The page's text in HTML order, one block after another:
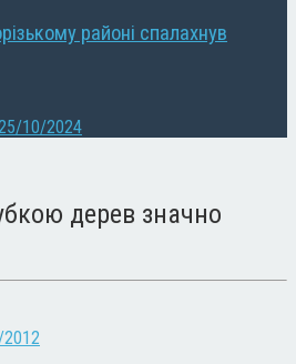
районі спалахнув
10/2024
дерев значно